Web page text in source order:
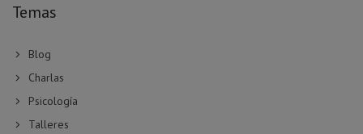
Temas
Blog
Charlas
Psicología
Talleres